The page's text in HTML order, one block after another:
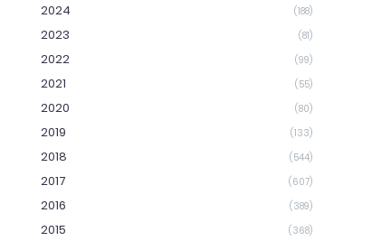
2024 (188)
2023 (81)
2022 (99)
2021 (55)
2020 (80)
2019 (133)
2018 (544)
2017 (607)
2016 (389)
2015 (368)